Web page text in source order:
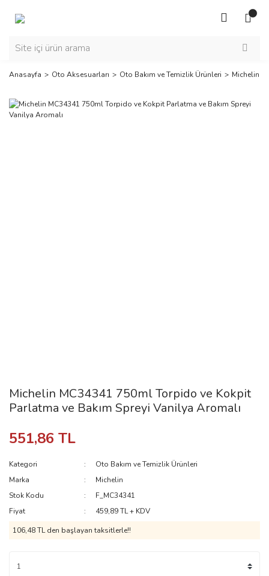
Anasayfa Oto Aksesuarları Oto Bakım ve Temizlik Ürünleri Michelin
Michelin MC34341 750ml Torpido ve Kokpit
Parlatma ve Bakım Spreyi Vanilya Aromalı
551,86 TL
Kategori
Oto Bakım ve Temizlik Ürünleri
Marka
Michelin
Stok Kodu
F_MC34341
Fiyat
459,89 TL + KDV
106,48 TL den başlayan taksitlerle!!